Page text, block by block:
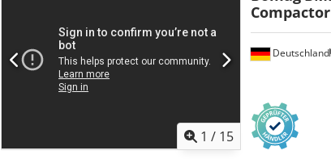
1 / 15
Deutschland